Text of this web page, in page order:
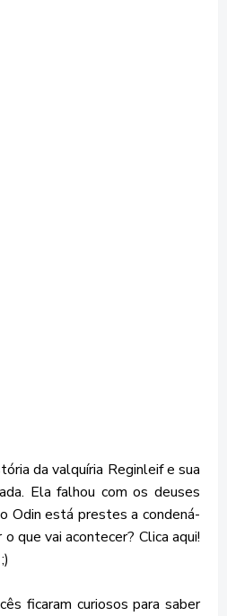
da valquíria Reginleif e sua
Ela falhou com os deuses
Odin está prestes a condená-
que vai acontecer? Clica aqui!
ficaram curiosos para saber